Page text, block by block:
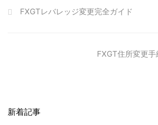
FXGTレバレッジ変更完全ガイド
FXGT住所変更
新着記事